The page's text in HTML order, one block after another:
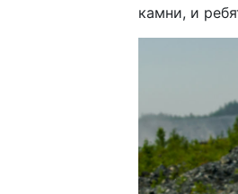
камни, и